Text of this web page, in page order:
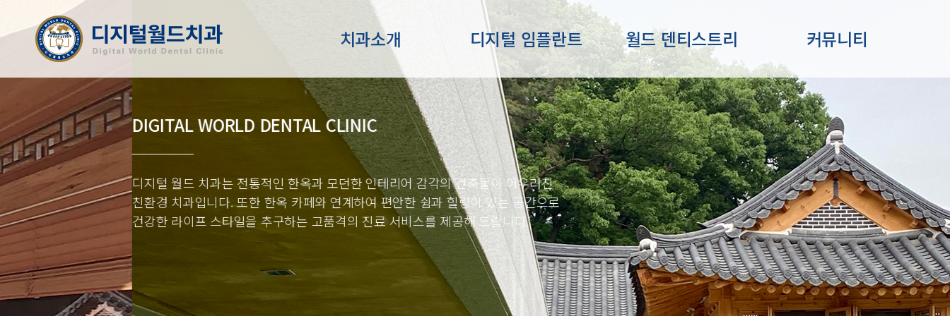
치과소개 디지털 임플란트 월드 덴티스트리 커뮤니티
DIGITAL WORLD DENTAL CLINIC
디지털 월드 치과는 전통적인 한옥과 모던한 인테리어 감각의 건축물이 어우러진
친환경 치과입니다. 또한 한옥 카페와 연계하여 편안한 쉼과 힐링이 있는 공간으로
건강한 라이프 스타일을 추구하는 고품격의 진료 서비스를 제공해 드립니다.